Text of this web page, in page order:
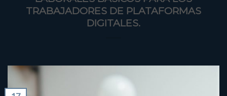
TRABAJADORES DE PLATAFORMAS
DIGITALES.